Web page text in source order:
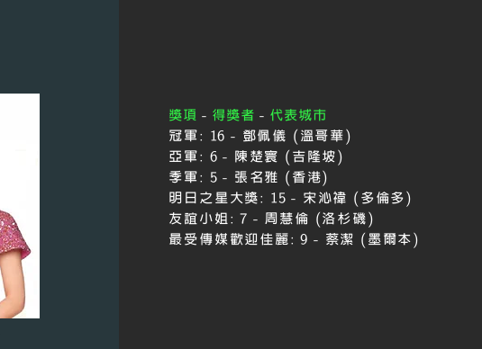
獎項 - 得獎者- 代表城市
冠軍: 16 - 鄧佩儀 (溫哥華)
亞軍: 6 - 陳楚寰 (吉隆坡)
季軍: 5 - 張名雅 (香港)
明日之星大獎: 15 - 宋沁禕 (多倫多)
友誼小姐:7 - 周慧倫 (洛杉磯)
最受傳媒歡迎佳麗:9 - 蔡潔 (墨爾本)